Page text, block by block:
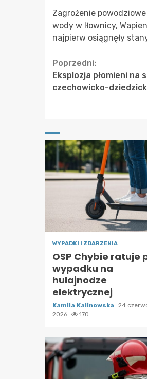
Zagrożenie
wody w Iłownicy,
najpierw osiągnęły
Continue
Reading
Poprzedni:
Eksplozja płomieni na
czechowicko-
WYPADKI I ZDARZENIA
OSP Chybie ratuje
wypadku na
hulajnodze
elektrycznej
Kamila Kalinowska
24
2026
170